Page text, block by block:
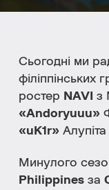
Сьогодні ми
філіппінських
ростер NAVI з
«Andoryuuu»
«uK1r»
Минулого
Philippines за